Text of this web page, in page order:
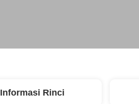
Informasi Rinci